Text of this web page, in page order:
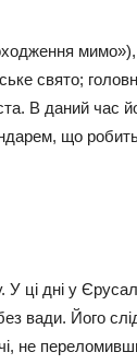
свято;
В даний час
що
У ці дні у
вади. Його
не